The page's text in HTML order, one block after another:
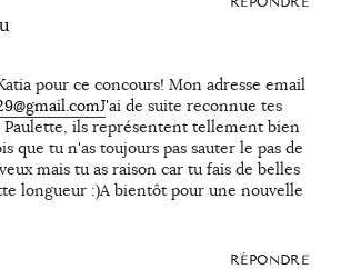
pour ce concours! Mon adresse email
'ai de suite reconnue tes
Paulette, ils représentent tellement bien
que tu n'as toujours pas sauter le pas de
mais tu as raison car tu fais de belles
longueur :)A bientôt pour une nouvelle
RÉPONDRE